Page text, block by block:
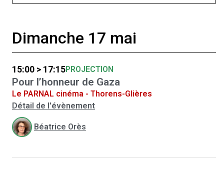
Dimanche 17 mai
15:00 > 17:15PROJECTION
Pour l’honneur de Gaza
Le PARNAL cinéma - Thorens-Glières
Détail de l'évènement
Béatrice Orès